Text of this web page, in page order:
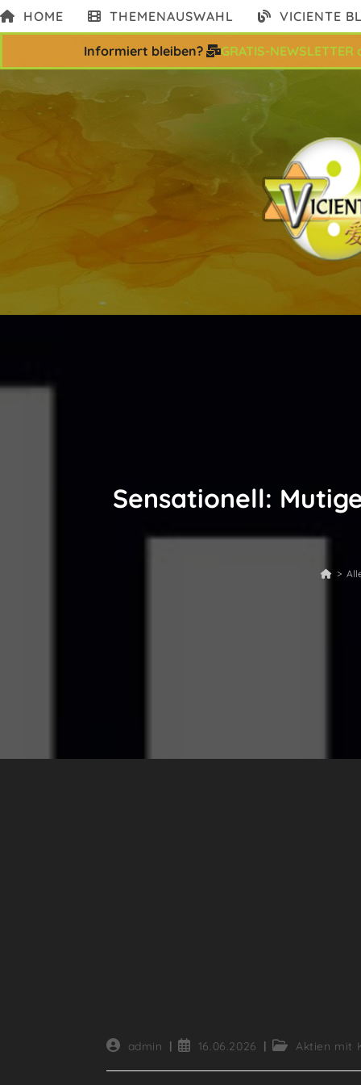
Zum
Inhalt
HOME THEMENAUSWAHL VICIENTE
Sensationell:
>
Beitrags-
admin
Beitrag16.06.2026
Beitrags-Aktien mit
Informiert bleiben? GRATIS-